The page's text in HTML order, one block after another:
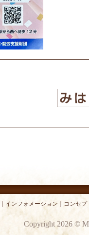
インフォメーション コンセプ
Copyright 2026 ©